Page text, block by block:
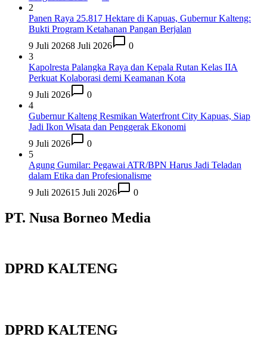
2
Panen Raya 25.817 Hektare di Kapuas, Gubernur Kalteng:
Bukti Program Ketahanan Pangan Berjalan
9 Juli 20268 Juli 2026
0
3
Kapolresta Palangka Raya dan Kepala Rutan Kelas IIA
Perkuat Kolaborasi demi Keamanan Kota
9 Juli 2026
0
4
Gubernur Kalteng Resmikan Waterfront City Kapuas, Siap
Jadi Ikon Wisata dan Penggerak Ekonomi
9 Juli 2026
0
5
Agung Gumilar: Pegawai ATR/BPN Harus Jadi Teladan
dalam Etika dan Profesionalisme
9 Juli 202615 Juli 2026 0
PT. Nusa Borneo Media
DPRD KALTENG
DPRD KALTENG